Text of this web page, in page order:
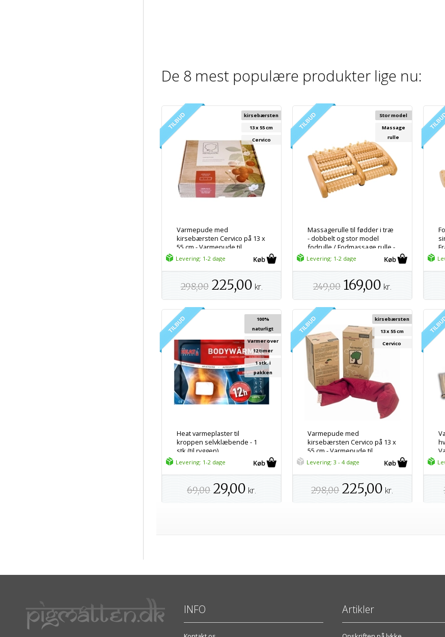
De 8 mest populære produkter lige nu:
Varmepude med
kirsebærsten Cervico på 13 x
55 cm - Varmepude til
mikroovn
kirsebærsten
13 x 55 cm
Cervico
Levering: 1-2 dage
298,00 225,00 kr.
Massagerulle til fødder i træ
- dobbelt og stor model
fodrulle / Fodmassage rulle -
Fra Croll & Denecke
Stor model
Massage
rulle
Levering: 1-2 dage
249,00 169,00 kr.
Heat varmeplaster til
kroppen selvklæbende - 1
stk (til ryggen)
100%
naturligt
Varmer over
12 timer
1 stk. i
pakken
Levering: 1-2 dage
69,00 29,00 kr.
Varmepude med
kirsebærsten Cervico på 13 x
55 cm - Varmepude til
mikroovn
kirsebærsten
13 x 55 cm
Cervico
Levering: 3 - 4 dage
298,00 225,00 kr.
INFO Artikler